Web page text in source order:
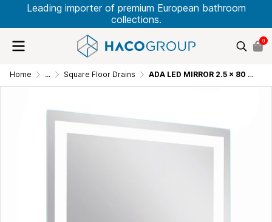
Leading importer of premium European bathroom
collections.
0
Home ... Square Floor Drains ADA LED MIRROR 2.5 x 80 x 80 CM. M0003